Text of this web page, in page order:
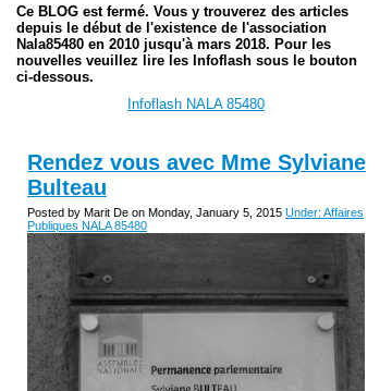
Ce BLOG est fermé. Vous y trouverez des articles
depuis le début de l'existence de l'association
Nala85480 en 2010 jusqu'à mars 2018. Pour les
nouvelles veuillez lire les Infoflash sous le bouton
ci-dessous.
Infoflash NALA 85480
Rendez vous avec Mme Sylviane
Bulteau
Posted by Marit De on Monday, January 5, 2015 Under: Affaires
Publiques NALA 85480